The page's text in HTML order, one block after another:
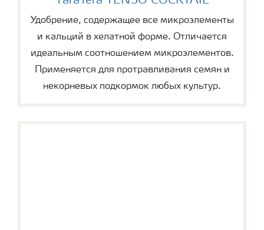
Удобрение, содержащее все микроэлементы
и кальций в хелатной форме. Отличается
идеальным соотношением микроэлементов.
Применяется для протравливания семян и
некорневых подкормок любых культур.